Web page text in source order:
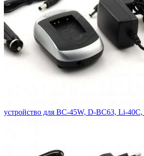
устройство для BC-45W, D-BC63, Li-